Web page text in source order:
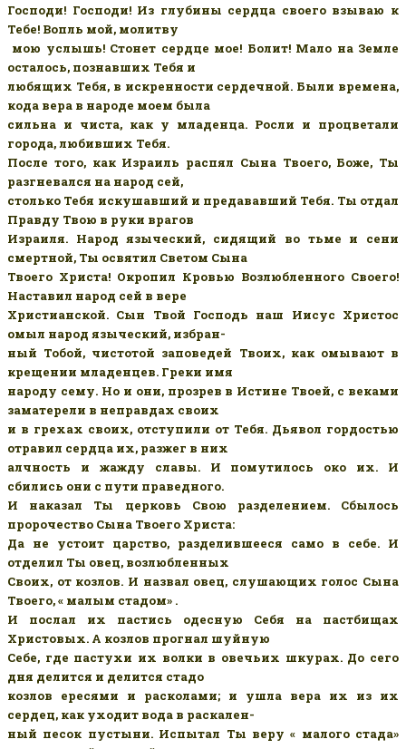
Господи! Господи! Из глубины сердца своего взываю к
Тебе! Вопль мой, молитву
мою услышь! Стонет сердце мое! Болит! Мало на Земле
осталось, познавших Тебя и
любящих Тебя, в искренности сердечной. Были времена,
кода вера в народе моем была
сильна и чиста, как у младенца. Росли и процветали
города, любивших Тебя.
После того, как Израиль распял Сына Твоего, Боже, Ты
разгневался на народ сей,
столько Тебя искушавший и предававший Тебя. Ты отдал
Правду Твою в руки врагов
Израиля. Народ языческий, сидящий во тьме и сени
смертной, Ты освятил Светом Сына
Твоего Христа! Окропил Кровью Возлюбленного Своего!
Наставил народ сей в вере
Христианской. Сын Твой Господь наш Иисус Христос
омыл народ языческий, избран-
ный Тобой, чистотой заповедей Твоих, как омывают в
крещении младенцев. Греки имя
народу сему. Но и они, прозрев в Истине Твоей, с веками
заматерели в неправдах своих
и в грехах своих, отступили от Тебя. Дьявол гордостью
отравил сердца их, разжег в них
алчность и жажду славы. И помутилось око их. И
сбились они с пути праведного.
И наказал Ты церковь Свою разделением. Сбылось
пророчество Сына Твоего Христа:
Да не устоит царство, разделившееся само в себе. И
отделил Ты овец, возлюбленных
Своих, от козлов. И назвал овец, слушающих голос Сына
Твоего, « малым стадом» .
И послал их пастись одесную Себя на пастбищах
Христовых. А козлов прогнал шуйную
Себе, где пастухи их волки в овечьих шкурах. До сего
дня делится и делится стадо
козлов ересями и расколами; и ушла вера их из их
сердец, как уходит вода в раскален-
ный песок пустыни. Испытал Ты веру « малого стада»